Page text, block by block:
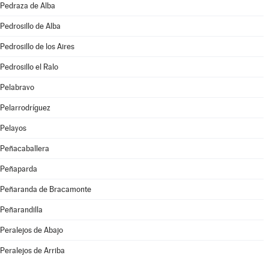
Pedraza de Alba
Pedrosillo de Alba
Pedrosillo de los Aires
Pedrosillo el Ralo
Pelabravo
Pelarrodríguez
Pelayos
Peñacaballera
Peñaparda
Peñaranda de Bracamonte
Peñarandilla
Peralejos de Abajo
Peralejos de Arriba